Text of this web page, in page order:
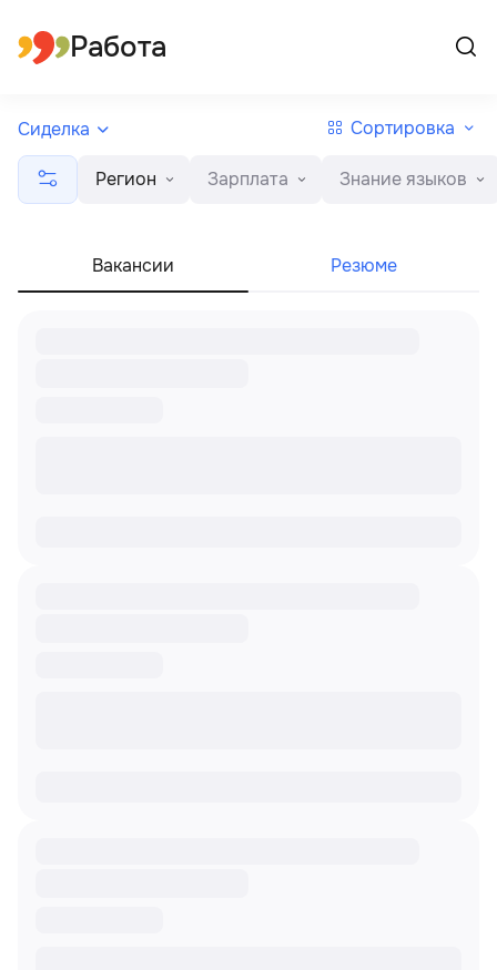
Работа
Вакансии Резюме
Регион Зарплата Знание языков
Сиделка Сортировка